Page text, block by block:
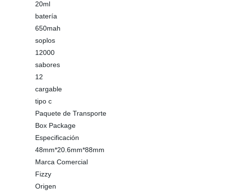
20ml
batería
650mah
soplos
12000
sabores
12
cargable
tipo c
Paquete de Transporte
Box Package
Especificación
48mm*20.6mm*88mm
Marca Comercial
Fizzy
Origen